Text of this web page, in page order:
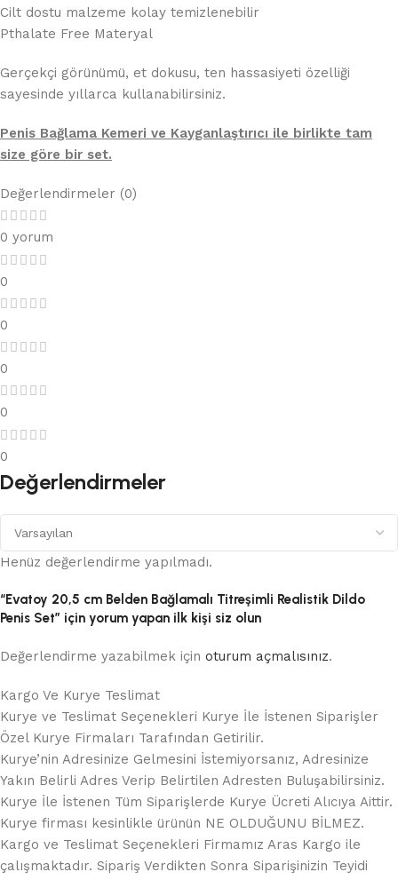
Cilt dostu malzeme kolay temizlenebilir
Pthalate Free Materyal
Gerçekçi görünümü, et dokusu, ten hassasiyeti özelliği
sayesinde yıllarca kullanabilirsiniz.
Penis Bağlama Kemeri ve Kayganlaştırıcı ile birlikte tam
size göre bir set.
Değerlendirmeler (0)
0 yorum
0
0
0
0
0
Değerlendirmeler
Henüz değerlendirme yapılmadı.
“Evatoy 20,5 cm Belden Bağlamalı Titreşimli Realistik Dildo
Penis Set” için yorum yapan ilk kişi siz olun
Değerlendirme yazabilmek için oturum açmalısınız.
Kargo Ve Kurye Teslimat
Kurye ve Teslimat Seçenekleri Kurye İle İstenen Siparişler
Özel Kurye Firmaları Tarafından Getirilir.
Kurye’nin Adresinize Gelmesini İstemiyorsanız, Adresinize
Yakın Belirli Adres Verip Belirtilen Adresten Buluşabilirsiniz.
Kurye İle İstenen Tüm Siparişlerde Kurye Ücreti Alıcıya Aittir.
Kurye firması kesinlikle ürünün NE OLDUĞUNU BİLMEZ.
Kargo ve Teslimat Seçenekleri Firmamız Aras Kargo ile
çalışmaktadır. Sipariş Verdikten Sonra Siparişinizin Teyidi